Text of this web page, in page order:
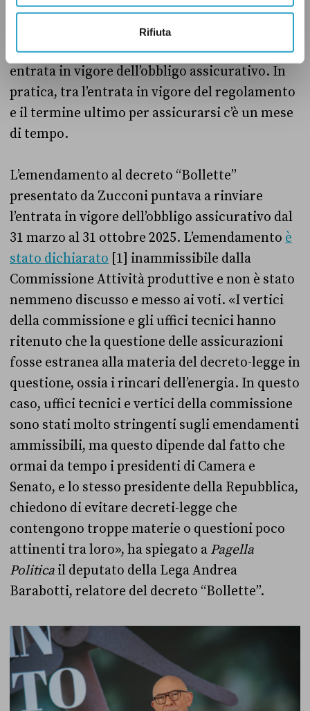
Rifiuta
Confcommercio. Secondo questi enti, è stato
concesso troppo poco tempo alle imprese tra
l’approvazione del regolamento e l’effettiva
entrata in vigore dell’obbligo assicurativo. In
pratica, tra l’entrata in vigore del regolamento
e il termine ultimo per assicurarsi c’è un mese
di tempo.
L’emendamento al decreto “Bollette”
presentato da Zucconi puntava a rinviare
l’entrata in vigore dell’obbligo assicurativo dal
31 marzo al 31 ottobre 2025. L’emendamento è
stato dichiarato [1] inammissibile dalla
Commissione Attività produttive e non è stato
nemmeno discusso e messo ai voti. «I vertici
della commissione e gli uffici tecnici hanno
ritenuto che la questione delle assicurazioni
fosse estranea alla materia del decreto-legge in
questione, ossia i rincari dell’energia. In questo
caso, uffici tecnici e vertici della commissione
sono stati molto stringenti sugli emendamenti
ammissibili, ma questo dipende dal fatto che
ormai da tempo i presidenti di Camera e
Senato, e lo stesso presidente della Repubblica,
chiedono di evitare decreti-legge che
contengono troppe materie o questioni poco
attinenti tra loro», ha spiegato a Pagella
Politica il deputato della Lega Andrea
Barabotti, relatore del decreto “Bollette”.